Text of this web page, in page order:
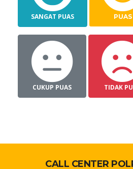
SANGAT PUAS PUAS
CUKUP PUAS TIDAK
CALL CENTER